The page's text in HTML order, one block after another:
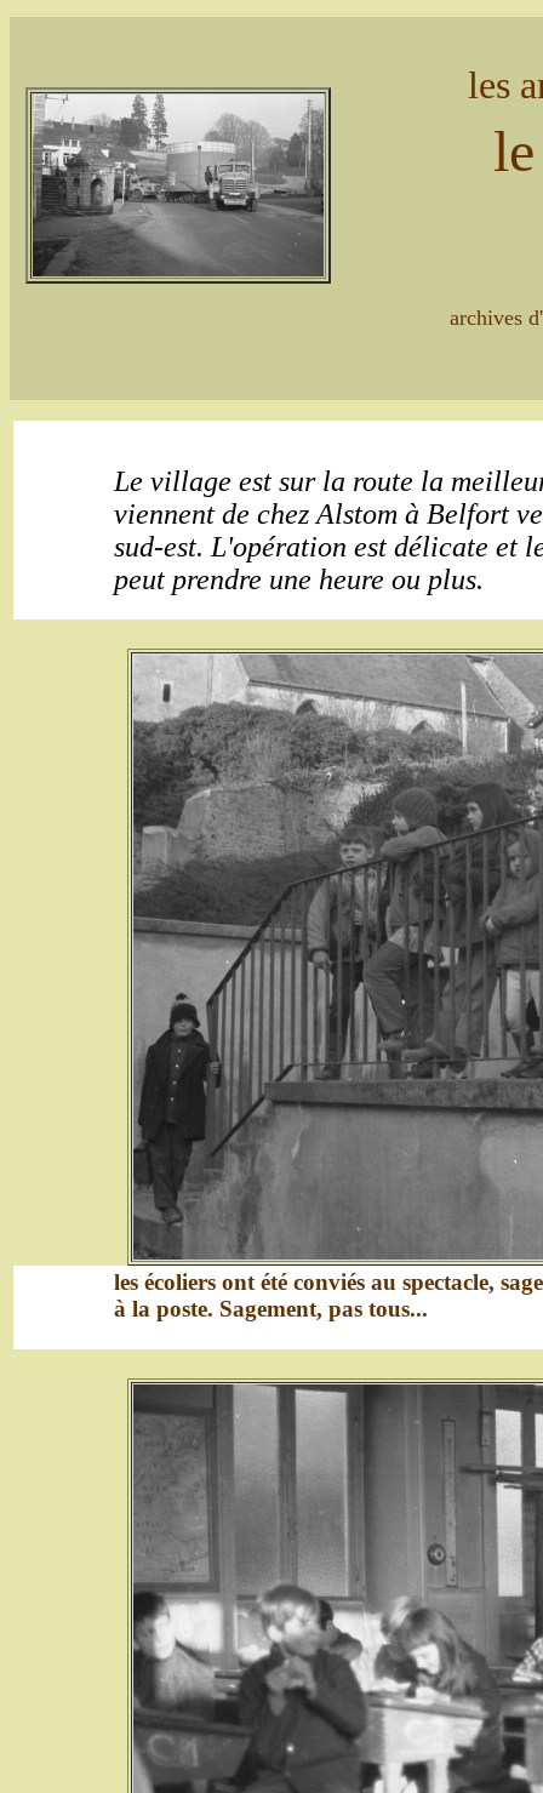
les
archives
Le village est sur la route la
viennent de chez Alstom à Belfort
sud-est. L'opération est délicate et
peut prendre une heure ou plus.
les écoliers ont été conviés au spectacle,
à la poste. Sagement, pas tous...